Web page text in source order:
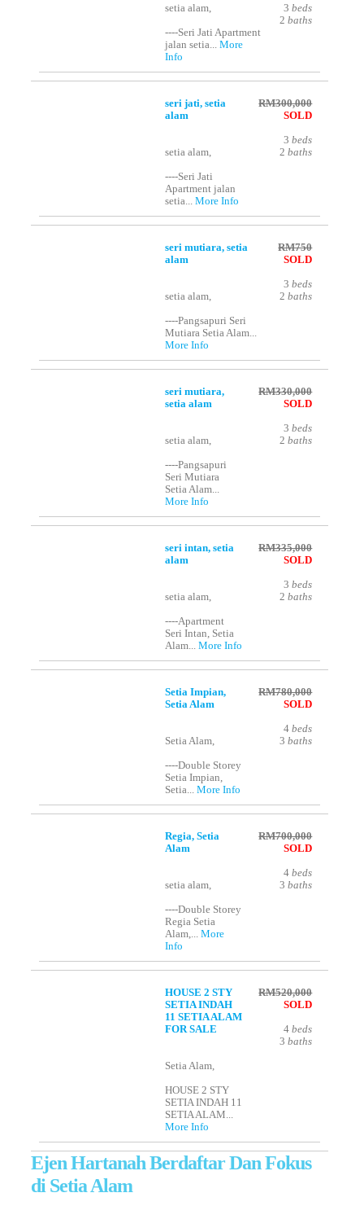
setia alam,
----Seri Jati Apartment
jalan setia...More
Info
3 beds
2 baths
seri jati, setia
alam
setia alam,
----Seri Jati
Apartment jalan
setia...More Info
RM300,000
SOLD
3 beds
2 baths
seri mutiara, setia
alam
setia alam,
----Pangsapuri Seri
Mutiara Setia Alam...
More Info
RM750
SOLD
3 beds
2 baths
seri mutiara,
setia alam
setia alam,
----Pangsapuri
Seri Mutiara
Setia Alam...
More Info
RM330,000
SOLD
3 beds
2 baths
seri intan, setia
alam
setia alam,
----Apartment
Seri Intan, Setia
Alam...More Info
RM335,000
SOLD
3 beds
2 baths
Setia Impian,
Setia Alam
Setia Alam,
----Double Storey
Setia Impian,
Setia...More Info
RM780,000
SOLD
4 beds
3 baths
Regia, Setia
Alam
setia alam,
----Double Storey
Regia Setia
Alam,...More
Info
RM700,000
SOLD
4 beds
3 baths
HOUSE 2 STY
SETIA INDAH
11 SETIA ALAM
FOR SALE
Setia Alam,
HOUSE 2 STY
SETIA INDAH 11
SETIA ALAM...
More Info
RM520,000
SOLD
4 beds
3 baths
Ejen Hartanah Berdaftar Dan Fokus
di Setia Alam